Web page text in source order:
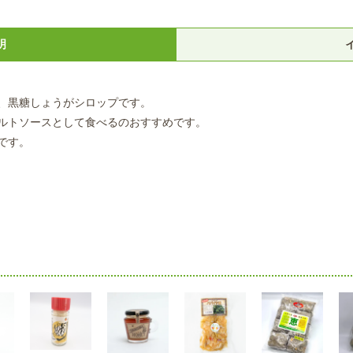
糖しょうがシロップです。
ソースとして食べるのおすすめです。
。